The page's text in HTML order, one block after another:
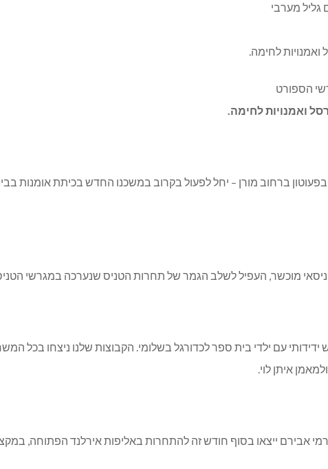
גליל מערבי
לחימה.
ואמנויות לחימה.
ברחוב מורן – יחל לפעול בקרוב במשכנו החדש בכיתת אומנות
מוכשר, העפיל לשלב הגמר של תחרות הטניס שנערכה במגרשי
אבירם ייצאו בסוף חודש זה להתחרות באליפות אירלנד הפתוחה,